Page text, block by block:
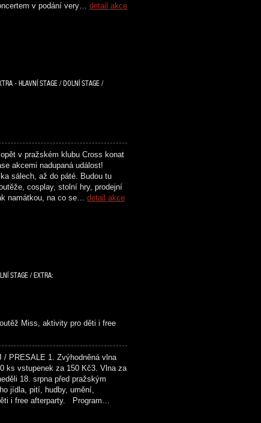
v podání very… detail akce
- HLAVNÍ STAGE / DOLNÍ STAGE /
v pražském klubu Cross konat
akcemi nadupaná událost!
sálech, až do páté. Budou tu
cosplay, stolní hry, prodejní
namátkou, na co se… detail akce
STAGE / EXTRA:
Miss, aktivity pro děti i free
PRESALE 1. Zvýhodněná vlna
ks vstupenek za 150 Kč3. Vlna za
18. srpna před pražským
jídla, pití, hudby, umění,
i free afterparty. Program…